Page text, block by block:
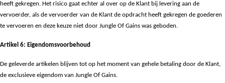
heeft gekregen. Het risico gaat echter al over op de Klant bij levering aan de
vervoerder, als de vervoerder van de Klant de opdracht heeft gekregen de goederen
te vervoeren en deze keuze niet door Jungle Of Gains was geboden.
Artikel 6: Eigendomsvoorbehoud
De geleverde artikelen blijven tot op het moment van gehele betaling door de Klant,
de exclusieve eigendom van Jungle Of Gains.